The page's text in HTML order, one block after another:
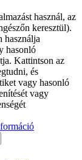
használ, az
keresztül).
használja
hasonló
Kattintson az
és
vagy hasonló
vagy